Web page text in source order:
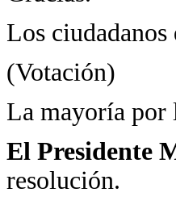
Los ciudadanos
(Votación)
La mayoría por
El Presidente
resolución.